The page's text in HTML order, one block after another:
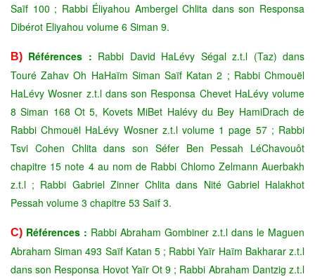
Saïf 100 ; Rabbi Éliyahou Ambergel Chlita dans son Responsa
Dibérot Eliyahou volume 6 Siman 9.
B) Références : Rabbi David HaLévy Ségal z.t.l (Taz) dans
Touré Zahav Oh HaHaïm Siman Saïf Katan 2 ; Rabbi Chmouël
HaLévy Wosner z.t.l dans son Responsa Chevet HaLévy volume
8 Siman 168 Ot 5, Kovets MiBet Halévy du Bey HamiDrach de
Rabbi Chmouël HaLévy Wosner z.t.l volume 1 page 57 ; Rabbi
Tsvi Cohen Chlita dans son Séfer Ben Pessah LéChavouôt
chapitre 15 note 4 au nom de Rabbi Chlomo Zelmann Auerbakh
z.t.l ; Rabbi Gabriel Zinner Chlita dans Nité Gabriel Halakhot
Pessah volume 3 chapitre 53 Saïf 3.
C) Références : Rabbi Abraham Gombiner z.t.l dans le Maguen
Abraham Siman 493 Saïf Katan 5 ; Rabbi Yaïr Haïm Bakharar z.t.l
dans son Responsa Hovot Yaïr Ot 9 ; Rabbi Abraham Dantzig z.t.l